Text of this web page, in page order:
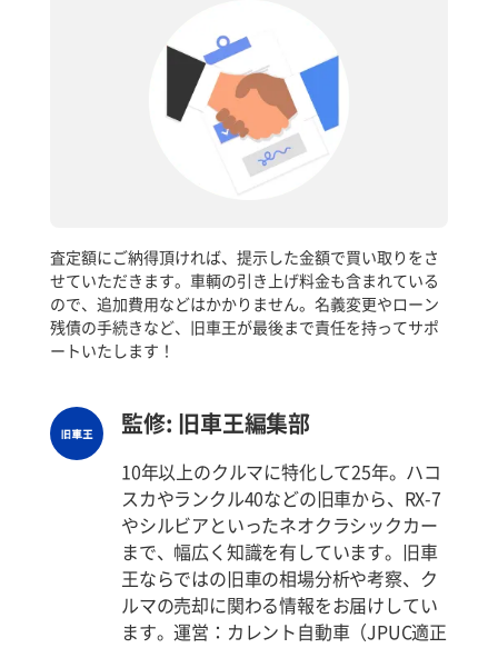
査定額にご納得頂ければ、提示した金額で買い取りをさ
せていただきます。車輌の引き上げ料金も含まれている
ので、追加費用などはかかりません。名義変更やローン
残債の手続きなど、旧車王が最後まで責任を持ってサポ
ートいたします！
監修: 旧車王編集部
10年以上のクルマに特化して25年。ハコ
スカやランクル40などの旧車から、RX-7
やシルビアといったネオクラシックカー
まで、幅広く知識を有しています。旧車
王ならではの旧車の相場分析や考察、ク
ルマの売却に関わる情報をお届けしてい
ます。運営：カレント自動車（JPUC適正